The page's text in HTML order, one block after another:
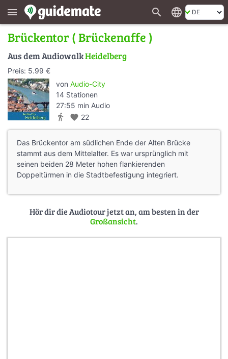
menu search language
Brückentor ( Brückenaffe )
Aus dem AudiowalkHeidelberg
Preis: 5.99 €
von Audio-City
14 Stationen
27:55 min Audio
directions_walk favorite 22
Das Brückentor am südlichen Ende der Alten Brücke
stammt aus dem Mittelalter. Es war ursprünglich mit
seinen beiden 28 Meter hohen flankierenden
Doppeltürmen in die Stadtbefestigung integriert.
Hör dir die Audiotour jetzt an, am besten in der
Großansicht.